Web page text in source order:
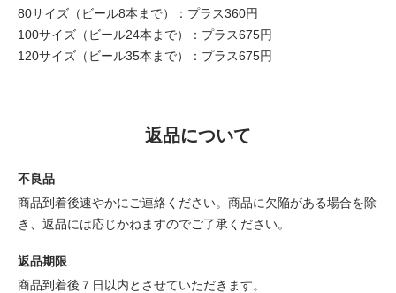
80サイズ（ビール8本まで）：プラス360円
100サイズ（ビール24本まで）：プラス675円
120サイズ（ビール35本まで）：プラス675円
返品について
不良品
商品到着後速やかにご連絡ください。商品に欠陥がある場合を除
き、返品には応じかねますのでご了承ください。
返品期限
商品到着後７日以内とさせていただきます。